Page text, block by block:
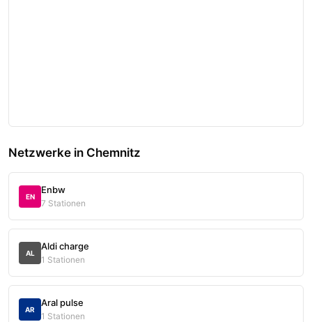
Netzwerke in Chemnitz
EN
Enbw
7 Stationen
AL
Aldi charge
1 Stationen
AR
Aral pulse
1 Stationen